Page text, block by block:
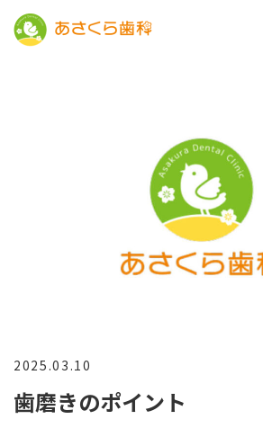
2025.03.10
歯磨きのポイント